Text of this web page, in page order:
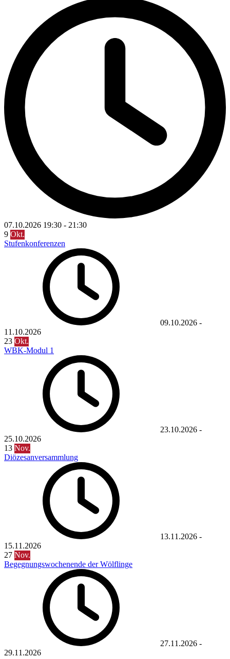
07.10.2026 19:30 - 21:30
9 Okt.
Stufenkonferenzen
09.10.2026 -
11.10.2026
23 Okt.
WBK-Modul 1
23.10.2026 -
25.10.2026
13 Nov.
Diözesanversammlung
13.11.2026 -
15.11.2026
27 Nov.
Begegnungswochenende der Wölflinge
27.11.2026 -
29.11.2026